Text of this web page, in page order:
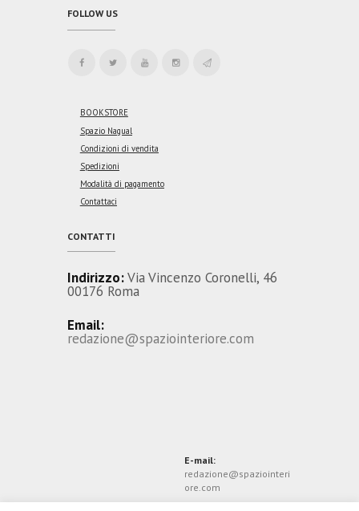
FOLLOW US
BOOKSTORE
Spazio Nagual
Condizioni di vendita
Spedizioni
Modalità di pagamento
Contattaci
CONTATTI
Indirizzo:Via Vincenzo Coronelli, 46
00176 Roma
Email:
redazione@spaziointeriore.com
E-mail:
redazione@spaziointeri
ore.com